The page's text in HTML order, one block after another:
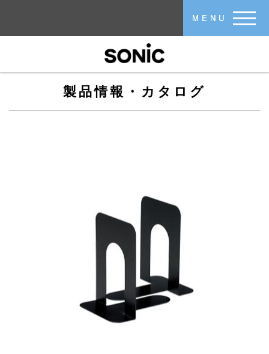
MENU
製品情報・カタログ